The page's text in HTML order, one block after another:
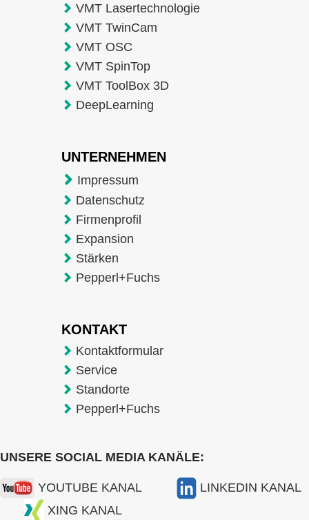
VMT Lasertechnologie
VMT TwinCam
VMT OSC
VMT SpinTop
VMT ToolBox 3D
DeepLearning
UNTERNEHMEN
Impressum
Datenschutz
Firmenprofil
Expansion
Stärken
Pepperl+Fuchs
KONTAKT
Kontaktformular
Service
Standorte
Pepperl+Fuchs
UNSERE SOCIAL MEDIA KANÄLE:
YOUTUBE KANAL
LINKEDIN KANAL
XING KANAL